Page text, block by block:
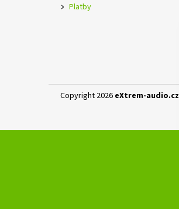
Platby
Copyright 2026 eXtrem-audio.cz